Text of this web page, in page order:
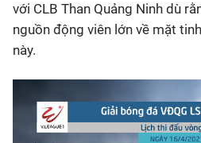
Các môn khác
VIDEO
Bên lề
với CLB Than Quảng Ninh dù
nguồn động viên lớn về mặt
này.